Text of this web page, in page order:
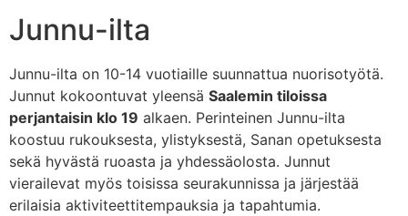
Junnu-ilta
Junnu-ilta on 10-14 vuotiaille suunnattua nuorisotyötä.
Junnut kokoontuvat yleensä Saalemin tiloissa
perjantaisin klo 19 alkaen. Perinteinen Junnu-ilta
koostuu rukouksesta, ylistyksestä, Sanan opetuksesta
sekä hyvästä ruoasta ja yhdessäolosta. Junnut
vierailevat myös toisissa seurakunnissa ja järjestää
erilaisia aktiviteettitempauksia ja tapahtumia.